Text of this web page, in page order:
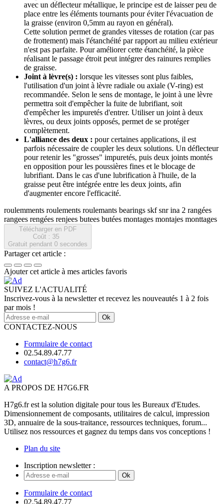
avec un déflecteur métallique, le principe est de laisser peu de
place entre les éléments tournants pour éviter l'évacuation de
la graisse (environ 0,5mm au rayon en général).
Cette solution permet de grandes vitesses de rotation (car pas
de frottement) mais l'étanchéité par rapport au milieu extérieur
n'est pas parfaite. Pour améliorer cette étanchéité, la pièce
réalisant le passage étroit peut intégrer des rainures remplies
de graisse.
Joint à lèvre(s) : lorsque les vitesses sont plus faibles,
l'utilisation d'un joint à lèvre radiale ou axiale (V-ring) est
recommandée. Selon le sens de montage, le joint à une lèvre
permettra soit d'empêcher la fuite de lubrifiant, soit
d'empêcher les impuretés d'entrer. Utiliser un joint à deux
lèvres, ou deux joints opposés, permet de se protéger
complètement.
L'alliance des deux : pour certaines applications, il est
parfois nécessaire de coupler les deux solutions. Un déflecteur
pour retenir les "grosses" impuretés, puis deux joints montés
en opposition pour les poussières fines et le blocage de
lubrifiant. Dans le cas d'une lubrification à l'huile, de la
graisse peut être intégrée entre les deux joints, afin
d'augmenter encore l'efficacité.
roulemments roulements roulemants bearings skf snr ina 2 rangées
rangees rengées renjees butees butées montages montajes monttages
Télécharger en PDF
Coût : 35
Gratuit pendant 0 secondes
Partager cet article :
Ajouter cet article à mes articles favoris
SUIVEZ L'ACTUALITÉ
Inscrivez-vous à la newsletter et recevez les nouveautés 1 à 2 fois
par mois !
Ok
CONTACTEZ-NOUS
Formulaire de contact
02.54.89.47.77
contact@h7g6.fr
A PROPOS DE H7G6.FR
H7g6.fr est la solution digitale pour tous les Bureaux d'Etudes.
Dimensionnement de composants, utilitaires de calcul, impression
3D, annuaire de la sous-traitance, ressources techniques, forum...
Utilisez nos ressources et gagnez du temps dans vos conceptions !
Plan du site
Inscription newsletter :
Ok
Formulaire de contact
02.54.89.47.77